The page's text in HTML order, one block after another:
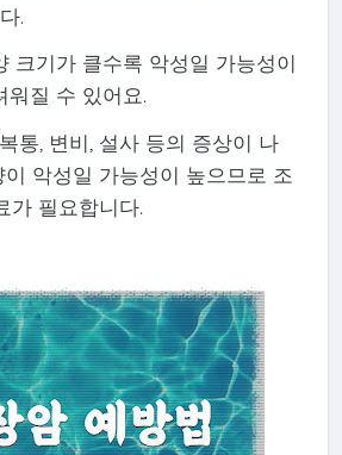
.
크기가 클수록 악성일 가능성이
워질 수 있어요.
통, 변비, 설사 등의 증상이 나
악성일 가능성이 높으므로 조
가 필요합니다.